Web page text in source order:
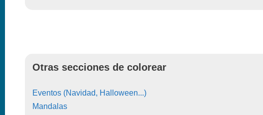
Otras secciones de colorear
Eventos (Navidad, Halloween...)
Mandalas